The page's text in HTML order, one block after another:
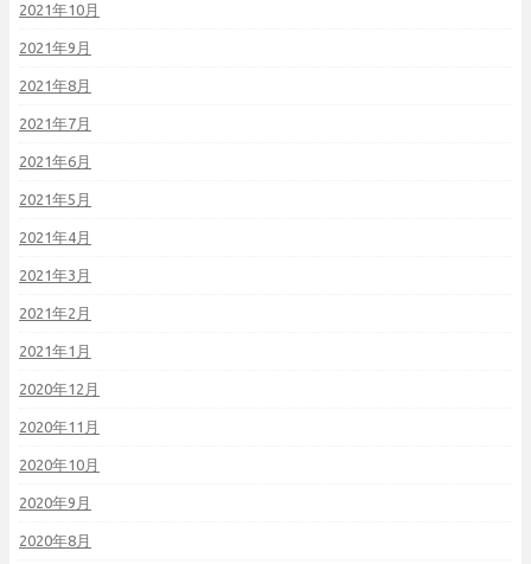
2021年10月
2021年9月
2021年8月
2021年7月
2021年6月
2021年5月
2021年4月
2021年3月
2021年2月
2021年1月
2020年12月
2020年11月
2020年10月
2020年9月
2020年8月